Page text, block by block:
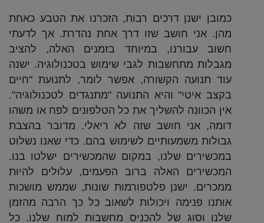
כמובן ישנן דרכים רבות, הזכרנו את הטבע כאחת
מהן. אני חושב שזו דרך אחת נהדרת. אך לדעתי
חשוב עבורנו, במיוחד בזמנים האלה, להציב
מגבלות מתחשבות לגבי שימוש בטכנולוגיה. ישנה
עוד תנועה הקשורה, אפשר לומר, לתנועת "חיים
בקצב איטי" והיא התנועה "מתנגדים לטכנולוגיה".
אין הכוונה להשליך את כל הטלפונים לפח או משהו
דומה, אני חושב שזה לא ריאלי. מדובר בהצבת
גבולות משמעותיים לשימוש בהם. כדי שאנו נשלוט
במכשירים שלנו, במקום שהמכשירים ישלטו בנו.
המכשירים האלה ברוב הפעמים, עלולים להיות
ממכרים. ישנן פלטפורמות שונות, שממש מושכות
אותנו פנימה ויכולות לשאוב כל כך הרבה מהזמן
שלנו וסוג של להכניס מחשבות למוח שלנו. כל